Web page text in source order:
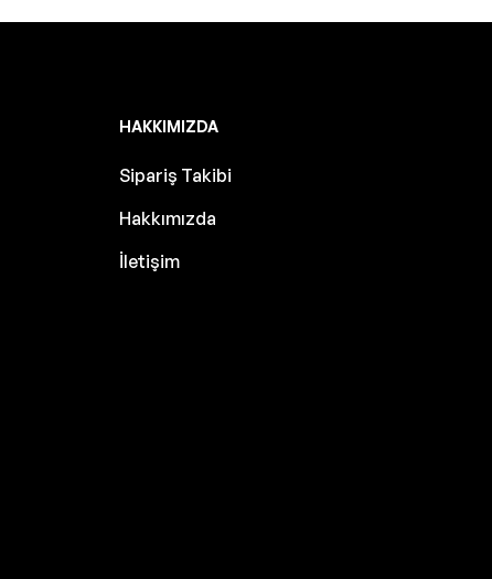
HAKKIMIZDA
Sipariş Takibi
Hakkımızda
İletişim